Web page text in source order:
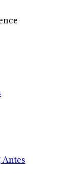
Antes